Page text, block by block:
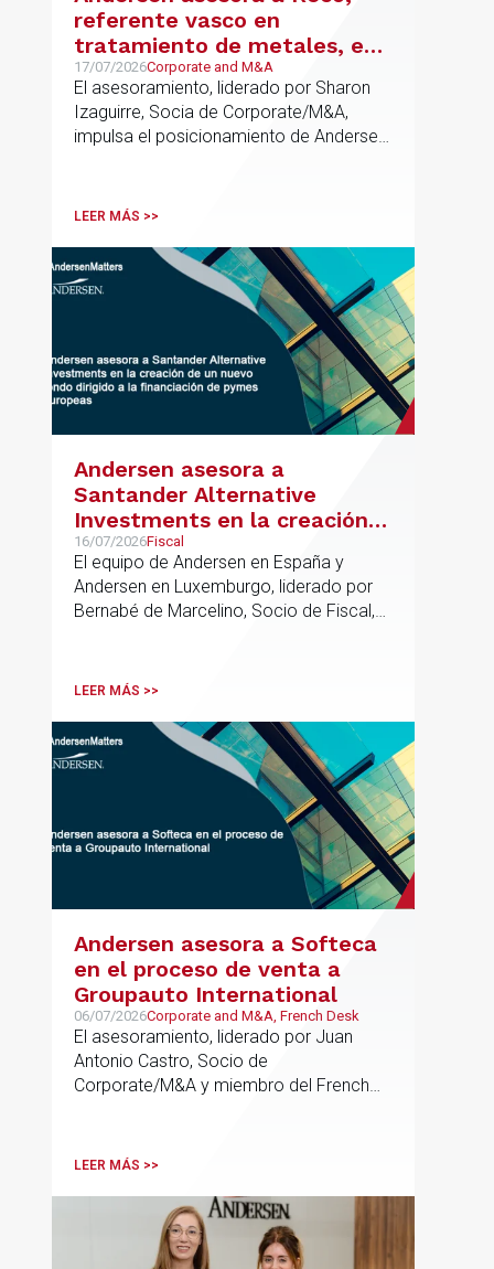
referente vasco en
tratamiento de metales, en
su venta a Mirai Investments
17/07/2026Corporate and M&A
El asesoramiento, liderado por Sharon
Izaguirre, Socia de Corporate/M&A,
impulsa el posicionamiento de Andersen
procesos estratégicos de M&A
LEER MÁS >>
Andersen asesora a
Santander Alternative
Investments en la creación
de un nuevo fondo dirigido a
la financiación de pymes
europeas
16/07/2026Fiscal
El equipo de Andersen en España y
Andersen en Luxemburgo, liderado por
Bernabé de Marcelino, Socio de Fiscal,
formación del fondo, hasta el primer
LEER MÁS >>
Andersen asesora a Softeca
en el proceso de venta a
Groupauto International
06/07/2026Corporate and M&A, French Desk
El asesoramiento, liderado por Juan
Antonio Castro, Socio de
Corporate/M&A y miembro del French
españolas que combinan los sectores
LEER MÁS >>